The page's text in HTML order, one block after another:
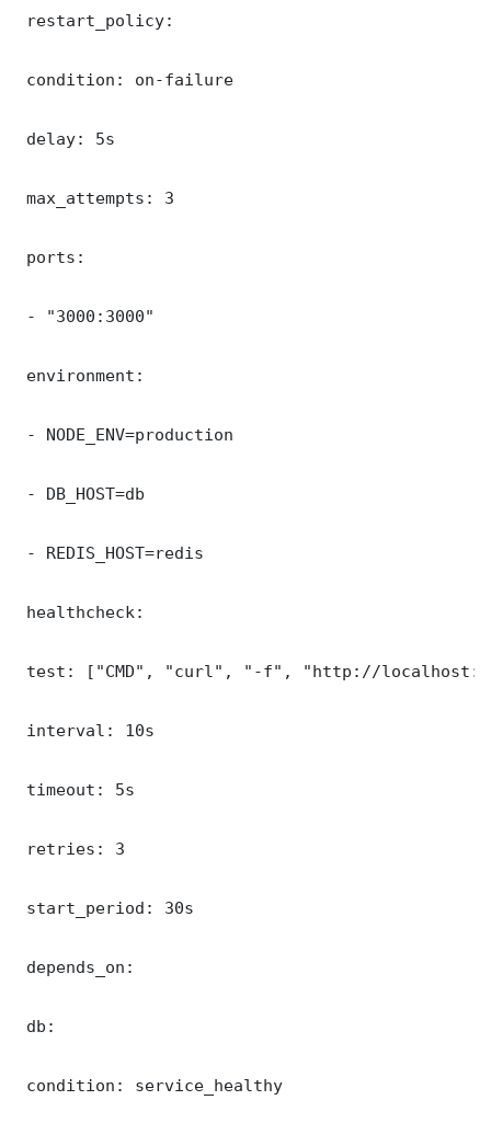
restart_policy:
condition: on-failure
delay: 5s
max_attempts: 3
ports:
- "3000:3000"
environment:
- NODE_ENV=production
- DB_HOST=db
- REDIS_HOST=redis
healthcheck:
test: ["CMD", "curl", "-f", "http://
interval: 10s
timeout: 5s
retries: 3
start_period: 30s
depends_on:
db:
condition: service_healthy